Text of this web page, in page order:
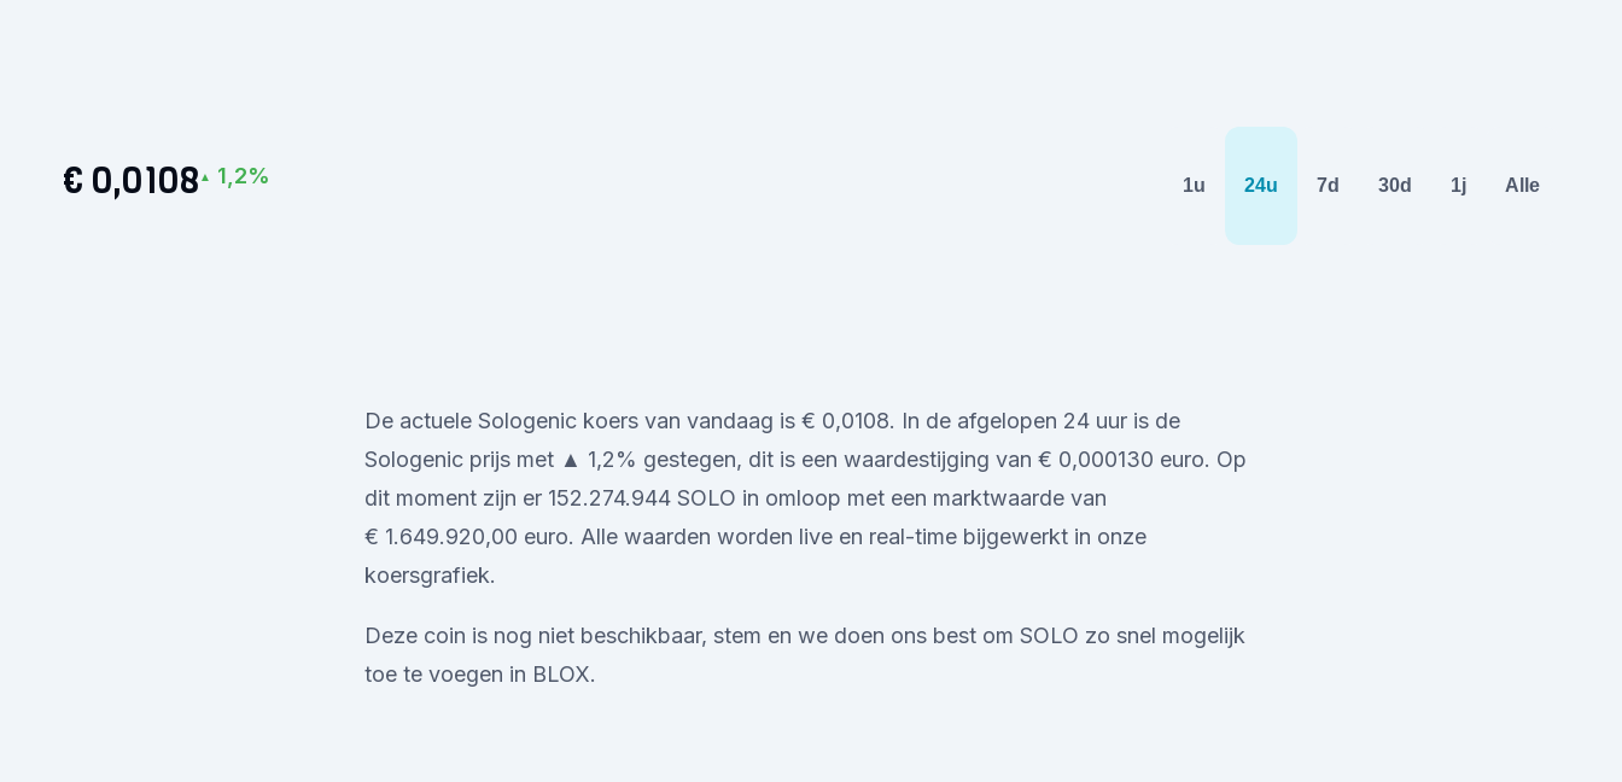
€ 0,0108 ▲ 1,2% 1u 24u 7d 30d 1j Alle
De actuele Sologenic koers van vandaag is € 0,0108. In de afgelopen 24 uur is de
Sologenic prijs met ▲ 1,2% gestegen, dit is een waardestijging van € 0,000130 euro. Op
dit moment zijn er 152.274.944 SOLO in omloop met een marktwaarde van
€ 1.649.920,00 euro. Alle waarden worden live en real-time bijgewerkt in onze
koersgrafiek.
Deze coin is nog niet beschikbaar, stem en we doen ons best om SOLO zo snel mogelijk
toe te voegen in BLOX.